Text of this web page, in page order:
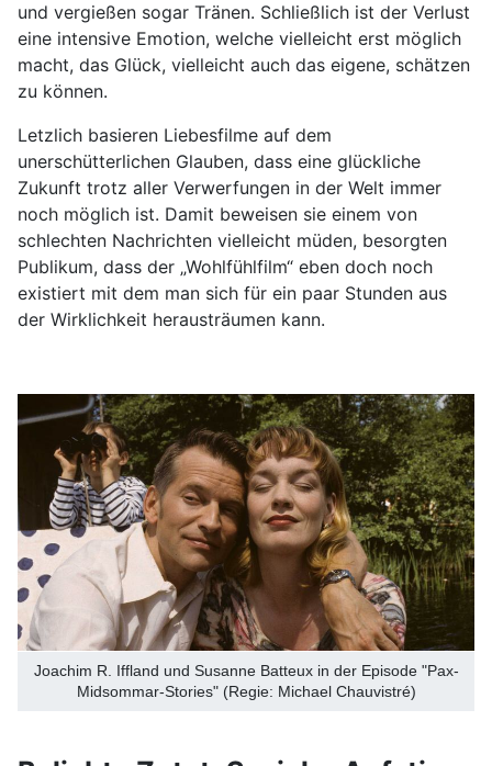
und vergießen sogar Tränen. Schließlich ist der Verlust
eine intensive Emotion, welche vielleicht erst möglich
macht, das Glück, vielleicht auch das eigene, schätzen
zu können.
Letzlich basieren Liebesfilme auf dem
unerschütterlichen Glauben, dass eine glückliche
Zukunft trotz aller Verwerfungen in der Welt immer
noch möglich ist. Damit beweisen sie einem von
schlechten Nachrichten vielleicht müden, besorgten
Publikum, dass der „Wohlfühlfilm“ eben doch noch
existiert mit dem man sich für ein paar Stunden aus
der Wirklichkeit herausträumen kann.
Joachim R. Iffland und Susanne Batteux in der Episode "Pax-
Midsommar-Stories" (Regie: Michael Chauvistré)